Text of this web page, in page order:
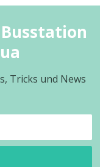
Tricks und News